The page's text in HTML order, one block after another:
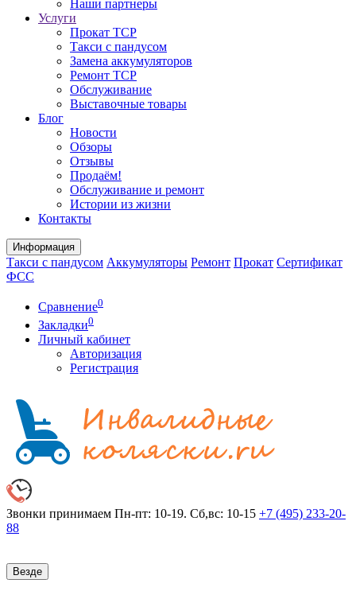
Наши партнеры
Услуги
Прокат ТСР
Такси с пандусом
Замена аккумуляторов
Ремонт ТСР
Обслуживание
Выставочные товары
Блог
Новости
Обзоры
Отзывы
Продаём!
Обслуживание и ремонт
Истории из жизни
Контакты
Информация
Такси с пандусом Аккумуляторы Ремонт Прокат Сертификат
ФСС
Сравнение0
Закладки0
Личный кабинет
Авторизация
Регистрация
Звонки принимаем Пн-пт: 10-19. Сб,вс: 10-15 +7 (495) 233-20-
88
Везде